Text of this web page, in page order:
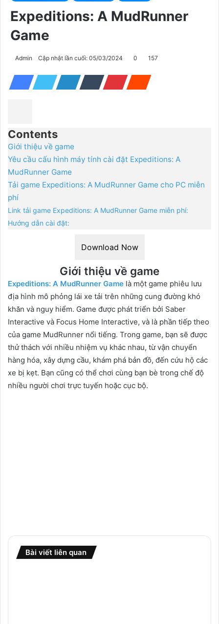
Expeditions: A MudRunner
Game
Admin Cập nhật lần cuối: 05/03/2024 0 157
Contents
Giới thiệu về game
Yêu cầu cấu hình máy tính cài đặt Expeditions: A
MudRunner Game
Tải game Expeditions: A MudRunner Game cho PC miễn
phí
Link tải game Expeditions: A MudRunner Game miễn phí:
Hướng dẫn cài đặt:
Download Now
Giới thiệu về game
Expeditions: A MudRunner Game là một game phiêu lưu
địa hình mô phỏng lái xe tải trên những cung đường khó
khăn và nguy hiểm. Game được phát triển bởi Saber
Interactive và Focus Home Interactive, và là phần tiếp theo
của game MudRunner nổi tiếng. Trong game, bạn sẽ được
thử thách với nhiều nhiệm vụ khác nhau, từ vận chuyển
hàng hóa, xây dựng cầu, khám phá bản đồ, đến cứu hộ các
xe bị kẹt. Bạn cũng có thể chơi cùng bạn bè trong chế độ
nhiều người chơi trực tuyến hoặc cục bộ.
Bài viết liên quan